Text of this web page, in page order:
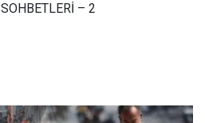
SOHBETLERİ – 2